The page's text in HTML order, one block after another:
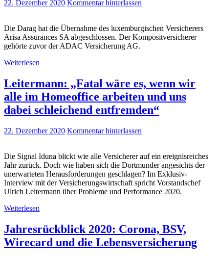
22. Dezember 2020 Kommentar hinterlassen
Die Darag hat die Übernahme des luxemburgischen Versicherers
Arisa Assurances SA abgeschlossen. Der Kompositversicherer
gehörte zuvor der ADAC Versicherung AG.
Weiterlesen
Leitermann: „Fatal wäre es, wenn wir
alle im Homeoffice arbeiten und uns
dabei schleichend entfremden“
22. Dezember 2020 Kommentar hinterlassen
Die Signal Iduna blickt wie alle Versicherer auf ein ereignisreiches
Jahr zurück. Doch wie haben sich die Dortmunder angesichts der
unerwarteten Herausforderungen geschlagen? Im Exklusiv-
Interview mit der Versicherungswirtschaft spricht Vorstandschef
Ulrich Leitermann über Probleme und Performance 2020.
Weiterlesen
Jahresrückblick 2020: Corona, BSV,
Wirecard und die Lebensversicherung